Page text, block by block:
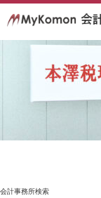
会計事務所検索